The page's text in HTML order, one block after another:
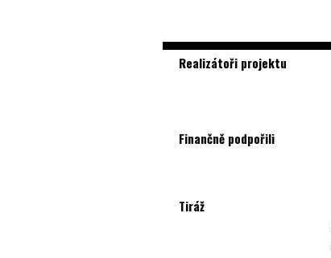
Realizátoři projektu
Finančně podpořili
Tiráž